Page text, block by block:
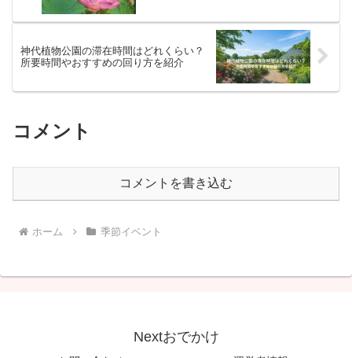
神代植物公園の滞在時間はどれくらい？
所要時間やおすすめの回り方を紹介
コメント
コメントを書き込む
ホーム 季節イベント
Nextおでかけ